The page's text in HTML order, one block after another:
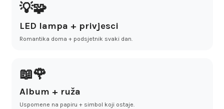
💡🧩
LED lampa + privjesci
Romantika doma + podsjetnik svaki dan.
📖🌹
Album + ruža
Uspomene na papiru + simbol koji ostaje.